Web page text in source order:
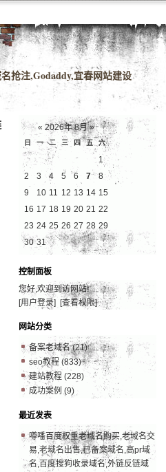
名,外链反链域名
抢注,Godaddy,宜春网站建设
« 2026年 8月 »
日 一 二 三 四 五 六
1
2
3 4 5 6 7
8
9
10 11 12 13 14 15
16 17 18 19 20 21 22
23 24 25 26 27 28 29
30 31
控制面板
您好,欢迎到访网站!
[用户登录]
[查看权限]
网站分类
备案老域名(21)
seo教程 (833)
建站教程 (228)
成功案例 (9)
最近发表
噂噃百度权重老域名购买,老域名交
易,老域名出售,已备案域名,高pr域
名,百度搜狗收录域名,外链反链域